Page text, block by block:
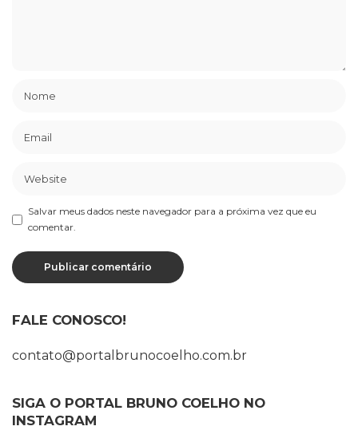
Salvar meus dados neste navegador para a próxima vez que eu
comentar.
FALE CONOSCO!
contato@portalbrunocoelho.com.br
SIGA O PORTAL BRUNO COELHO NO
INSTAGRAM